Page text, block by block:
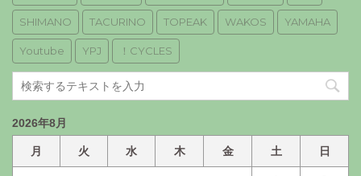
SHIMANO TACURINO TOPEAK WAKOS YAMAHA
Youtube YPJ ！CYCLES
2026年8月
月 火 水 木 金 土 日